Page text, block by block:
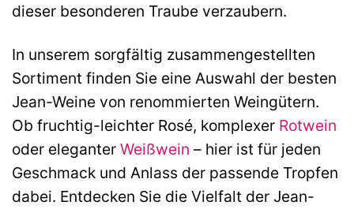
dieser besonderen Traube verzaubern.
In unserem sorgfältig zusammengestellten
Sortiment finden Sie eine Auswahl der besten
Jean-Weine von renommierten Weingütern.
Ob fruchtig-leichter Rosé, komplexer Rotwein
oder eleganter Weißwein – hier ist für jeden
Geschmack und Anlass der passende Tropfen
dabei. Entdecken Sie die Vielfalt der Jean-